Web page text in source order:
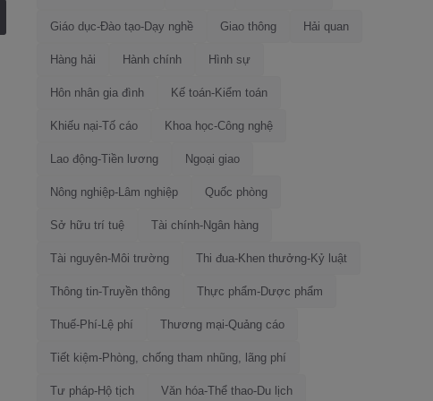
Giáo dục-Đào tạo-Dạy nghề Giao thông Hải quan
Hàng hải Hành chính Hình sự
Hôn nhân gia đình Kế toán-Kiểm toán
Khiếu nại-Tố cáo Khoa học-Công nghệ
Lao động-Tiền lương Ngoại giao
Nông nghiệp-Lâm nghiệp Quốc phòng
Sở hữu trí tuệ Tài chính-Ngân hàng
Tài nguyên-Môi trường Thi đua-Khen thưởng-Kỷ luật
Thông tin-Truyền thông Thực phẩm-Dược phẩm
Thuế-Phí-Lệ phí Thương mại-Quảng cáo
Tiết kiệm-Phòng, chống tham nhũng, lãng phí
Tư pháp-Hộ tịch Văn hóa-Thể thao-Du lịch